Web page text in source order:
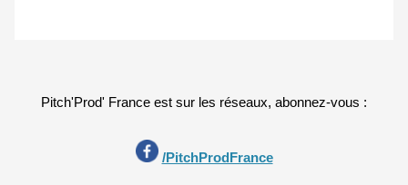
Pitch'Prod' France est sur les réseaux, abonnez-vous :
/PitchProdFrance